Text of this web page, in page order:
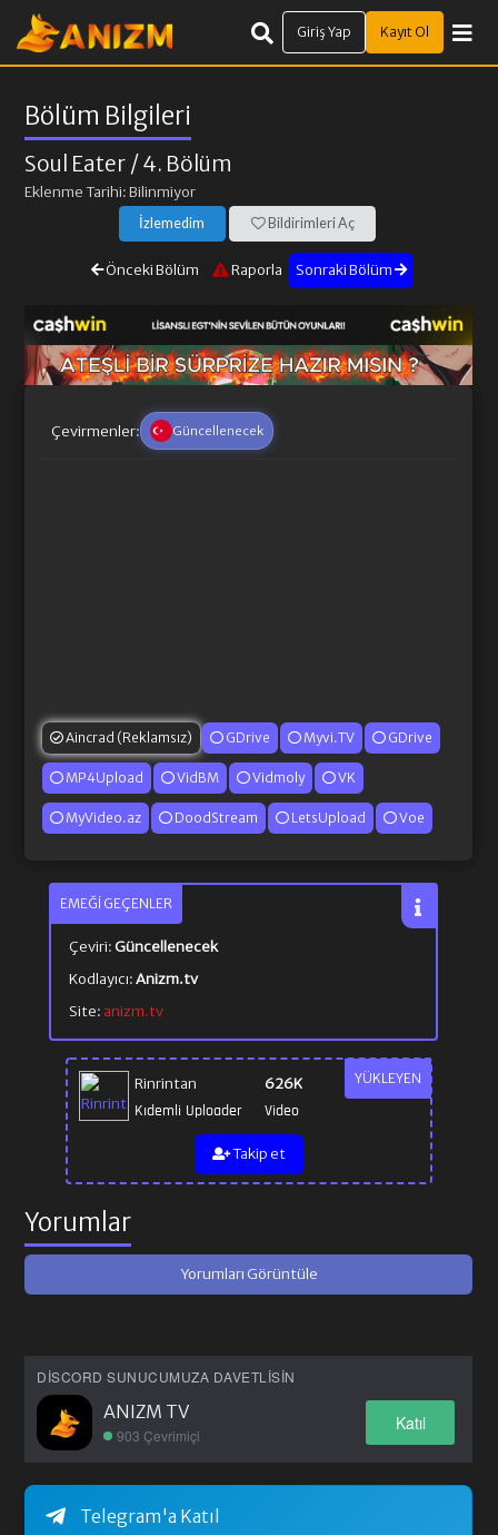
Giriş Yap Kayıt Ol
Bölüm Bilgileri
Soul Eater / 4. Bölüm
Eklenme Tarihi: Bilinmiyor
İzlemedim Bildirimleri Aç
Önceki Bölüm Raporla Sonraki Bölüm
Çevirmenler: Güncellenecek
Aincrad (Reklamsız) GDrive Myvi.TV GDrive
MP4Upload VidBM Vidmoly VK
MyVideo.az DoodStream LetsUpload Voe
YÜKLEYEN
Rinrintan
Kıdemli Uploader
626K
Video
Takip et
EMEĞI GEÇENLER
Çeviri: Güncellenecek
Kodlayıcı:Anizm.tv
Site: anizm.tv
Yorumlar
Yorumları Görüntüle
DISCORD SUNUCUMUZA DAVETLISIN
ANIZM TV
903 Çevrimiçi
Katıl
Telegram'a Katıl